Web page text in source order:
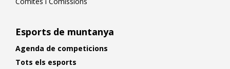
Esports de muntanya
Agenda de competicions
Tots els esports